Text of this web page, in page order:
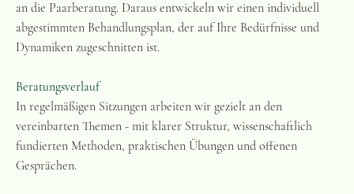
an die Paarberatung. Daraus entwickeln wir einen individuell
abgestimmten Behandlungsplan, der auf Ihre Bedürfnisse und
Dynamiken zugeschnitten ist.
Beratungsverlauf
In regelmäßigen Sitzungen arbeiten wir gezielt an den
vereinbarten Themen - mit klarer Struktur, wissenschaftlich
fundierten Methoden, praktischen Übungen und offenen
Gesprächen.